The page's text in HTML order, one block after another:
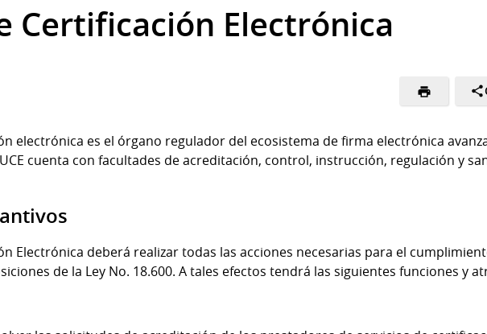
Certificación Electrónica
electrónica es el órgano regulador del ecosistema de firma electrónica
cuenta con facultades de acreditación, control, instrucción, regulación y
Electrónica deberá realizar todas las acciones necesarias para el
de la Ley No. 18.600. A tales efectos tendrá las siguientes funciones y